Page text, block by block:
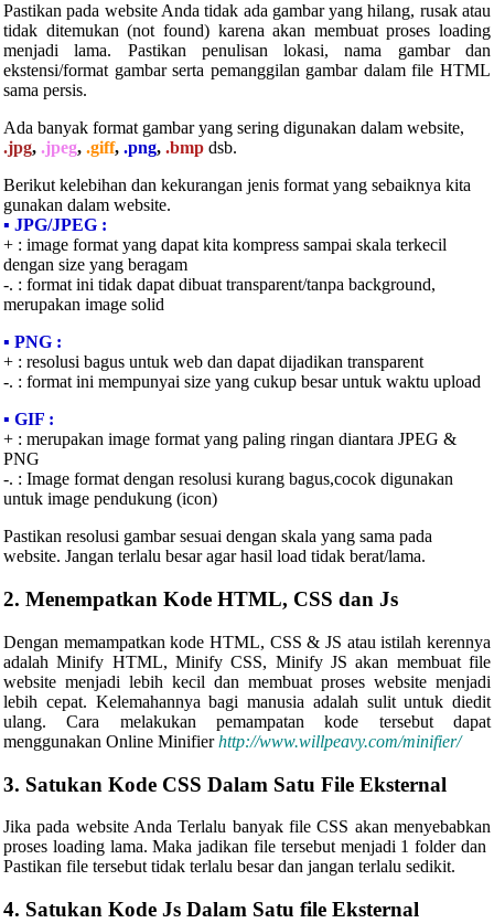
Pastikan pada website Anda tidak ada gambar yang hilang, rusak atau
tidak ditemukan (not found) karena akan membuat proses loading
menjadi lama. Pastikan penulisan lokasi, nama gambar dan
ekstensi/format gambar serta pemanggilan gambar dalam file HTML
sama persis.
Ada banyak format gambar yang sering digunakan dalam website,
.jpg, .jpeg, .giff, .png, .bmp dsb.
Berikut kelebihan dan kekurangan jenis format yang sebaiknya kita
gunakan dalam website.
▪ JPG/JPEG :
+ : image format yang dapat kita kompress sampai skala terkecil
dengan size yang beragam
-. : format ini tidak dapat dibuat transparent/tanpa background,
merupakan image solid
▪ PNG :
+ : resolusi bagus untuk web dan dapat dijadikan transparent
-. : format ini mempunyai size yang cukup besar untuk waktu upload
▪ GIF :
+ : merupakan image format yang paling ringan diantara JPEG &
PNG
-. : Image format dengan resolusi kurang bagus,cocok digunakan
untuk image pendukung (icon)
Pastikan resolusi gambar sesuai dengan skala yang sama pada
website. Jangan terlalu besar agar hasil load tidak berat/lama.
2. Menempatkan Kode HTML, CSS dan Js
Dengan memampatkan kode HTML, CSS & JS atau istilah kerennya
adalah Minify HTML, Minify CSS, Minify JS akan membuat file
website menjadi lebih kecil dan membuat proses website menjadi
lebih cepat. Kelemahannya bagi manusia adalah sulit untuk diedit
ulang. Cara melakukan pemampatan kode tersebut dapat
menggunakan Online Minifierhttp://www.willpeavy.com/minifier/
3. Satukan Kode CSS Dalam Satu File Eksternal
Jika pada website Anda Terlalu banyak file CSS akan menyebabkan
proses loading lama. Maka jadikan file tersebut menjadi 1 folder dan
Pastikan file tersebut tidak terlalu besar dan jangan terlalu sedikit.
4. Satukan Kode Js Dalam Satu file Eksternal